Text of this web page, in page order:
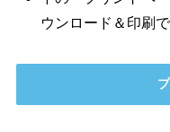
ウンロード＆印刷